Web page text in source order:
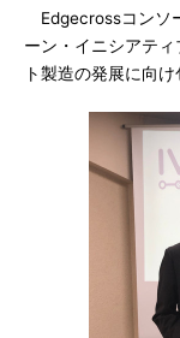
Edgecrossコンソ
ーン・イニシアテ
ト製造の発展に向